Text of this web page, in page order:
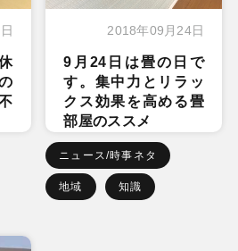
2018年09月24日
9月24日は畳の日で
す。集中力とリラッ
クス効果を高める畳
部屋のススメ
ニュース/時事ネタ
地域 知識